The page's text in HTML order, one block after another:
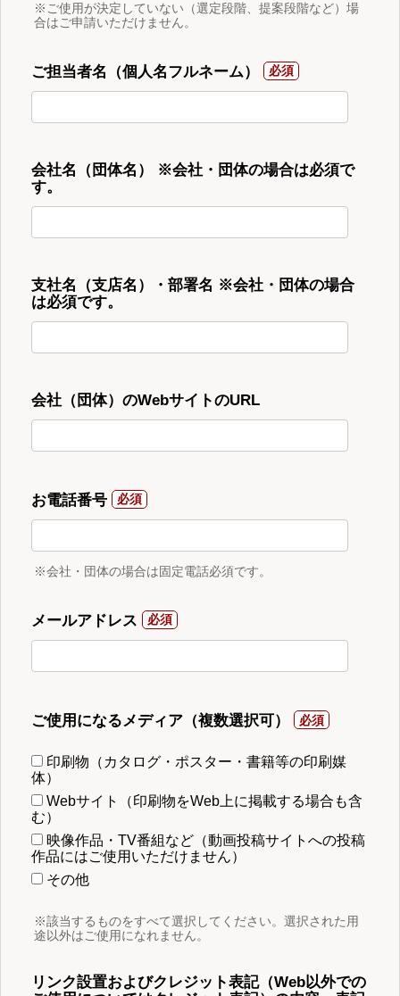
※ご使用が決定していない（選定段階、提案段階など）場
合はご申請いただけません。
ご担当者名（個人名フルネーム）
会社名（団体名） ※会社・団体の場合は必須で
す。
支社名（支店名）・部署名 ※会社・団体の場合
は必須です。
会社（団体）のWebサイトのURL
お電話番号
※会社・団体の場合は固定電話必須です。
メールアドレス
ご使用になるメディア（複数選択可）
印刷物（カタログ・ポスター・書籍等の印刷媒
体）
Webサイト（印刷物をWeb上に掲載する場合も含
む）
映像作品・TV番組など（動画投稿サイトへの投稿
作品にはご使用いただけません）
その他
※該当するものをすべて選択してください。選択された用
途以外はご使用になれません。
リンク設置およびクレジット表記（Web以外での